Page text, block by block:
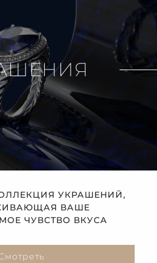
УКРАШЕНИЙ,
ВАШЕ
ЧУВСТВО ВКУСА